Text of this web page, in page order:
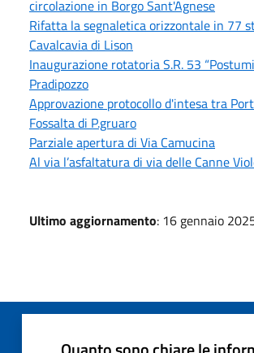
circolazione in Borgo Sant'Agnese
Rifatta la segnaletica orizzontale in 77
Cavalcavia di Lison
Inaugurazione rotatoria S.R. 53
Pradipozzo
Approvazione protocollo d'intesa tra
Fossalta di P.gruaro
Parziale apertura di Via Camucina
Al via l’asfaltatura di via delle Canne
Ultimo aggiornamento: 16 gennaio